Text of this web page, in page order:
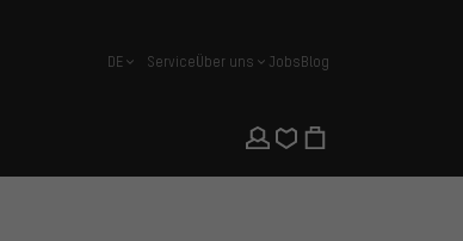
Deutsch
DE ServiceÜber uns JobsBlog